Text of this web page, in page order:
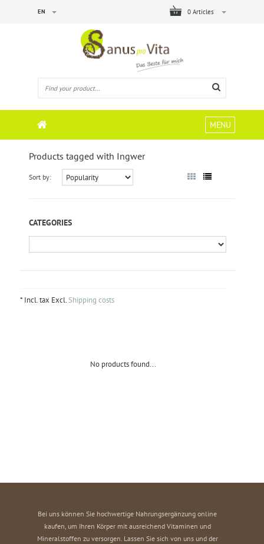
0 Articles
EN
MENU
Products tagged with Ingwer
Sort by:
CATEGORIES
* Incl. tax Excl.Shipping costs
No products found...
Bei uns können Sie hochwertige Nahrungsergänzung online
kaufen, um Ihren Körper mit ausreichend Vitaminen und
Mineralstoffen zu versorgen. Lassen Sie sich von uns und der